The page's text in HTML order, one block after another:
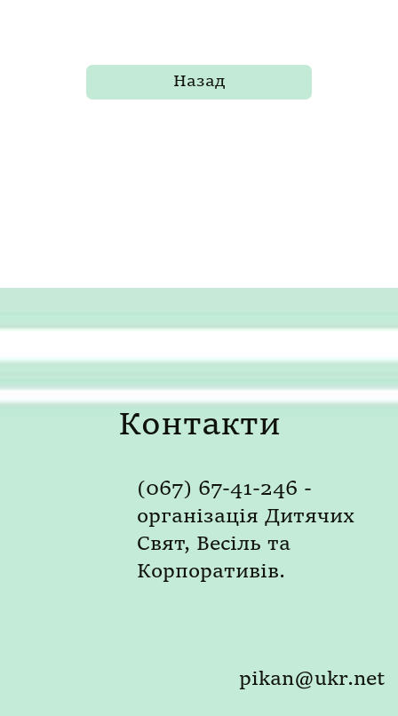
Контакти
(067) 67-41-246 -
організація Дитячих
Свят, Весіль та
Корпоративів.
pikan@ukr.net